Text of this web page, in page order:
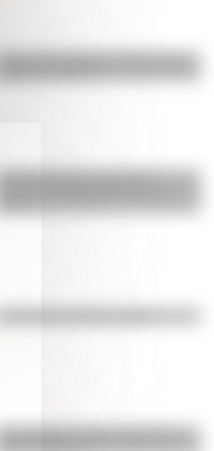
Cruce de los Andes: 5 datos que
Efemérides: tres cosas que
Pila eléctrica: quién la inventó y